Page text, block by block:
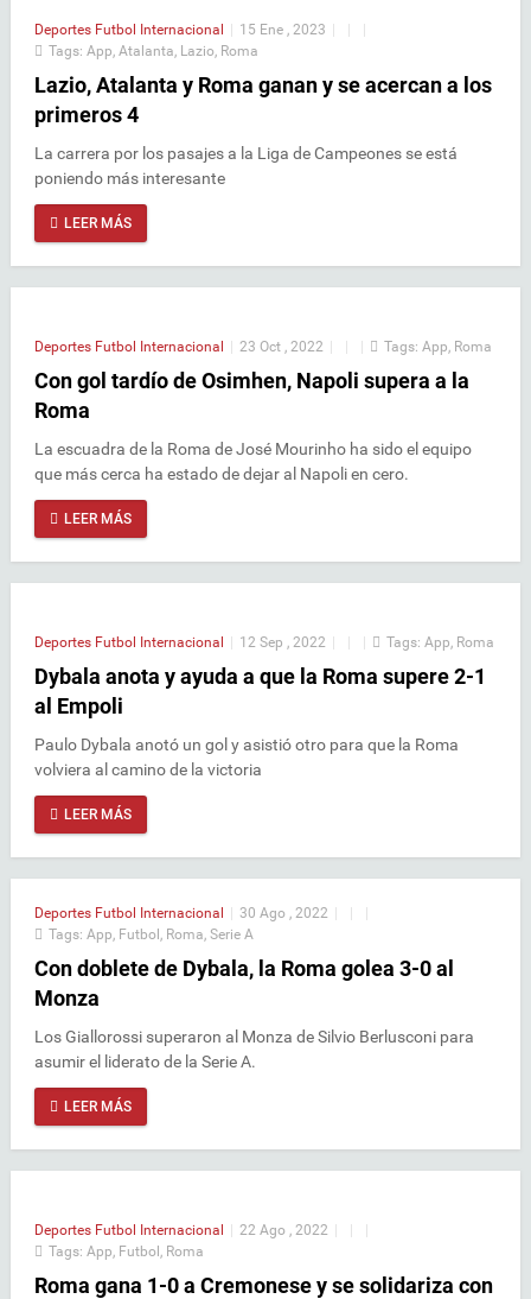
Deportes Futbol Internacional | 15 Ene , 2023 | |
|
Tags: App Atalanta Lazio Roma
Lazio, Atalanta y Roma ganan y se acercan a los
primeros 4
La carrera por los pasajes a la Liga de Campeones se está
poniendo más interesante
LEER MÁS
Deportes Futbol Internacional | 23 Oct , 2022 | | | Tags: App Roma
Con gol tardío de Osimhen, Napoli supera a la
Roma
La escuadra de la Roma de José Mourinho ha sido el equipo
que más cerca ha estado de dejar al Napoli en cero.
LEER MÁS
Deportes Futbol Internacional | 12 Sep , 2022 | | | Tags: App Roma
Dybala anota y ayuda a que la Roma supere 2-1
al Empoli
Paulo Dybala anotó un gol y asistió otro para que la Roma
volviera al camino de la victoria
LEER MÁS
Deportes Futbol Internacional | 30 Ago , 2022 | |
|
Tags: App Futbol Roma Serie A
Con doblete de Dybala, la Roma golea 3-0 al
Monza
Los Giallorossi superaron al Monza de Silvio Berlusconi para
asumir el liderato de la Serie A.
LEER MÁS
Deportes Futbol Internacional | 22 Ago , 2022 | |
|
Tags: App Futbol Roma
Roma gana 1-0 a Cremonese y se solidariza con